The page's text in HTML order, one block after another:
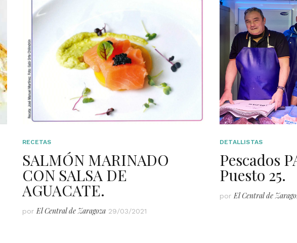
RECETAS
SALMÓN MARINADO
CON SALSA DE
AGUACATE.
por El Central de Zaragoza 29/03/2021
DETALLISTAS
Pescados
Puesto 25.
por El Central de